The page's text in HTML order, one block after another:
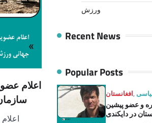
اعلام
ورزش
Recent News
Popular Posts
افغانستان,
و عضو پیشین
در دایکندی